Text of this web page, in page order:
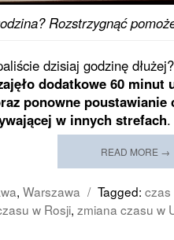
Rozstrzygnąć
dzisiaj godzinę
dodatkowe 60 minut
ponowne
w innych strefach.
READ MORE →
, Warszawa / Tagged: czas
w Rosji, zmiana czasu w